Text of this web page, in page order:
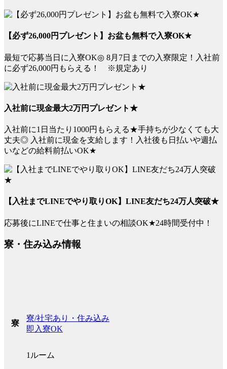
【必ず26,000円プレゼント】お盆も無料で入寮OK★
最短で応募当日に入寮OK◎ 8月7日までの入寮限定！入社前
に必ず26,000円もらえる！ ※規定あり
入社前に現金最大2万円プレゼント★
入社前に1日当たり1000円もらえる★手持ちが少なくても大
丈夫◎ 入社前に現金を支給します！入社後も日払いや週払
いなどの給料前払いOK★
【入社までLINEでやり取りOK】LINE友だち24万人突破★
応募後にLINEで仕事と住まいの相談OK★24時間受付中！
寮・住み込み情報
寮
寮/社宅あり・住み込み
即入寮OK
1ルーム